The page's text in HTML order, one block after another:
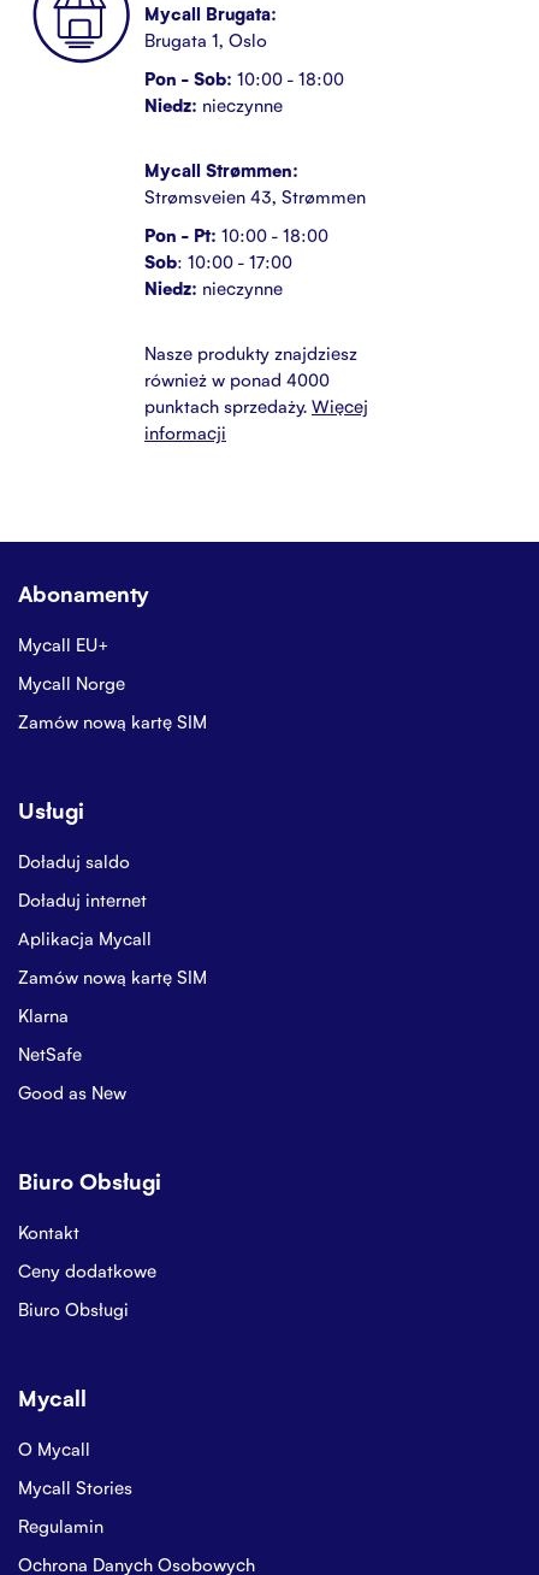
Mycall Brugata:
Brugata 1, Oslo
Pon - Sob: 10:00 - 18:00
Niedz: nieczynne
Mycall Strømmen:
Strømsveien 43, Strømmen
Pon - Pt: 10:00 - 18:00
Sob: 10:00 - 17:00
Niedz: nieczynne
Nasze produkty znajdziesz
również w ponad 4000
punktach sprzedaży. Więcej
informacji
Abonamenty
Mycall EU+
Mycall Norge
Zamów nową kartę SIM
Usługi
Doładuj saldo
Doładuj internet
Aplikacja Mycall
Zamów nową kartę SIM
Klarna
NetSafe
Good as New
Biuro Obsługi
Kontakt
Ceny dodatkowe
Biuro Obsługi
Mycall
O Mycall
Mycall Stories
Regulamin
Ochrona Danych Osobowych